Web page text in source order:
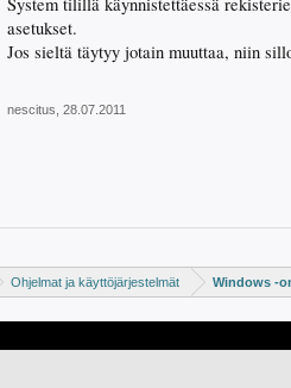
asetukset.
Jos sieltä täytyy jotain muuttaa, niin
nescitus 28.07.2011
Ohjelmat ja käyttöjärjestelmät Windows -